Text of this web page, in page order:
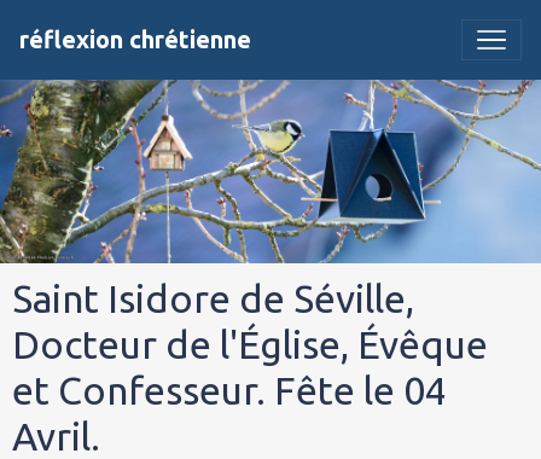
réflexion chrétienne
Saint Isidore de Séville,
Docteur de l'Église, Évêque
et Confesseur. Fête le 04
Avril.